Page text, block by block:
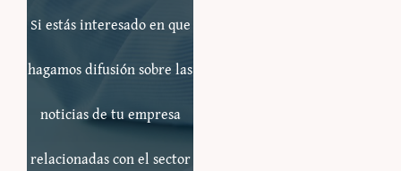
Si estás interesado en que
hagamos difusión sobre las
noticias de tu empresa
relacionadas con el sector